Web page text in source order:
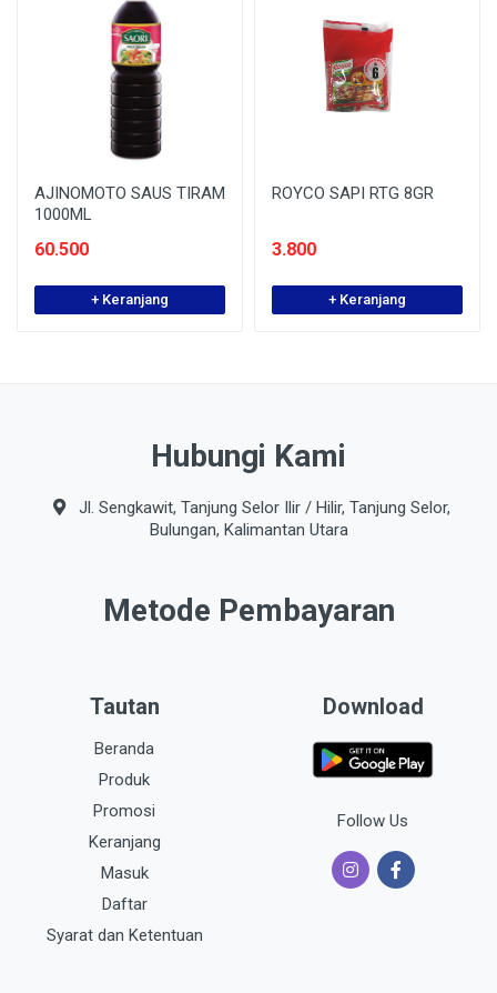
AJINOMOTO SAUS TIRAM
1000ML
60.500
+ Keranjang
ROYCO SAPI RTG 8GR
3.800
+ Keranjang
Hubungi Kami
Jl. Sengkawit, Tanjung Selor Ilir / Hilir, Tanjung Selor,
Bulungan, Kalimantan Utara
Metode Pembayaran
Tautan
Beranda
Produk
Promosi
Keranjang
Masuk
Daftar
Syarat dan Ketentuan
Download
Follow Us